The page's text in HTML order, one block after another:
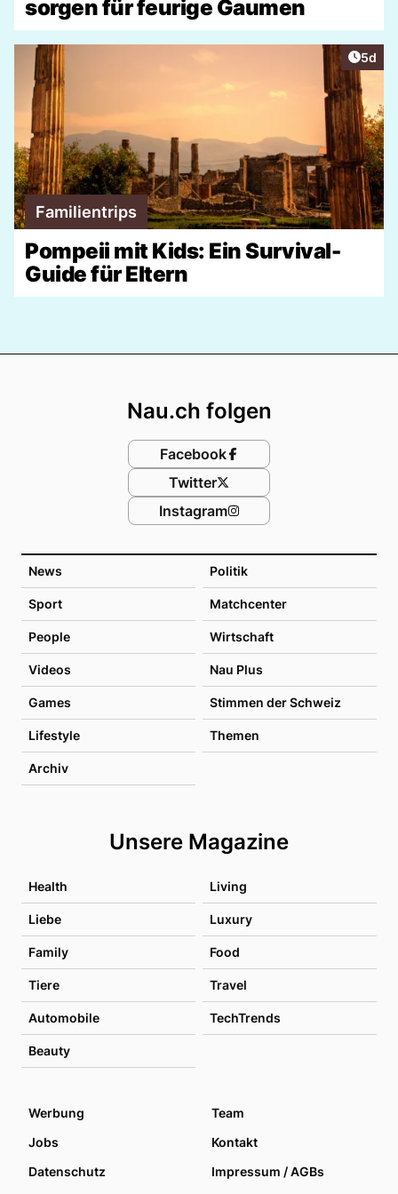
sorgen für feurige Gaumen
5d
Familientrips
Pompeii mit Kids: Ein Survival-
Guide für Eltern
News Politik
Sport Matchcenter
People Wirtschaft
Videos Nau Plus
Games Stimmen der Schweiz
Lifestyle Themen
Archiv
Unsere Magazine
Health Living
Liebe Luxury
Family Food
Tiere Travel
Automobile TechTrends
Beauty
Nau.ch folgen
Facebook
Twitter
Instagram
Werbung
Team
Jobs
Kontakt
Datenschutz
Impressum / AGBs